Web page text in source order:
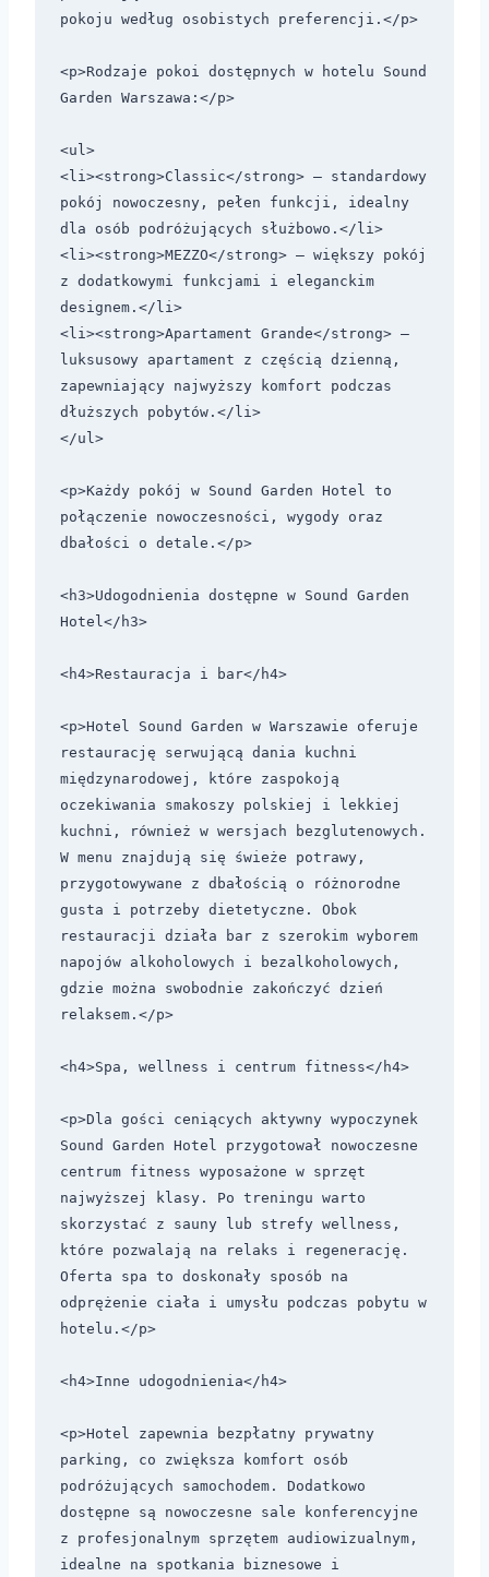
pokoju według osobistych preferencji.</p>
<p>Rodzaje pokoi dostępnych w hotelu Sound
Garden Warszawa:</p>
<ul>
<li><strong>Classic</strong> – standardowy
pokój nowoczesny, pełen funkcji, idealny
dla osób podróżujących służbowo.</li>
<li><strong>MEZZO</strong> – większy pokój
z dodatkowymi funkcjami i eleganckim
designem.</li>
<li><strong>Apartament Grande</strong> –
luksusowy apartament z częścią dzienną,
zapewniający najwyższy komfort podczas
dłuższych pobytów.</li>
</ul>
<p>Każdy pokój w Sound Garden Hotel to
połączenie nowoczesności, wygody oraz
dbałości o detale.</p>
<h3>Udogodnienia dostępne w Sound Garden
Hotel</h3>
<h4>Restauracja i bar</h4>
<p>Hotel Sound Garden w Warszawie oferuje
restaurację serwującą dania kuchni
międzynarodowej, które zaspokoją
oczekiwania smakoszy polskiej i lekkiej
kuchni, również w wersjach bezglutenowych.
W menu znajdują się świeże potrawy,
przygotowywane z dbałością o różnorodne
gusta i potrzeby dietetyczne. Obok
restauracji działa bar z szerokim wyborem
napojów alkoholowych i bezalkoholowych,
gdzie można swobodnie zakończyć dzień
relaksem.</p>
<h4>Spa, wellness i centrum fitness</h4>
<p>Dla gości ceniących aktywny wypoczynek
Sound Garden Hotel przygotował nowoczesne
centrum fitness wyposażone w sprzęt
najwyższej klasy. Po treningu warto
skorzystać z sauny lub strefy wellness,
które pozwalają na relaks i regenerację.
Oferta spa to doskonały sposób na
odprężenie ciała i umysłu podczas pobytu w
hotelu.</p>
<h4>Inne udogodnienia</h4>
<p>Hotel zapewnia bezpłatny prywatny
parking, co zwiększa komfort osób
podróżujących samochodem. Dodatkowo
dostępne są nowoczesne sale konferencyjne
z profesjonalnym sprzętem audiowizualnym,
idealne na spotkania biznesowe i